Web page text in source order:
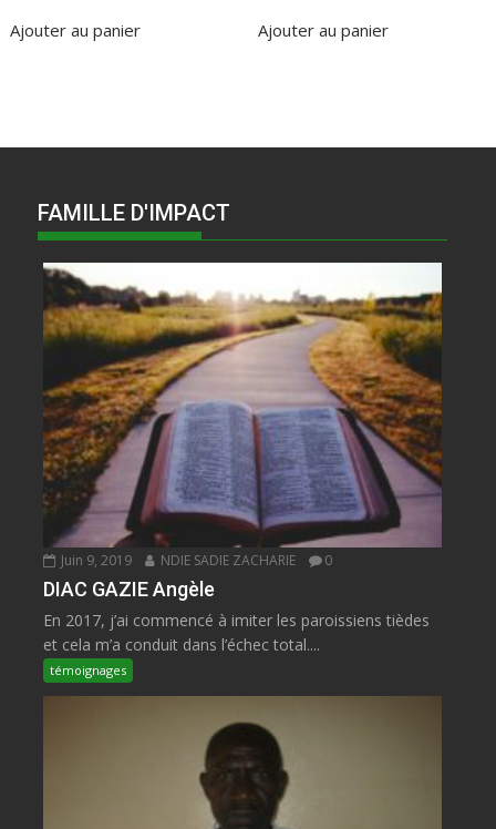
initial
actuel
Ajouter au panier Ajouter au panier
FAMILLE D'IMPACT
Juin 9, 2019 NDIE SADIE ZACHARIE 0
DIAC GAZIE Angèle
En 2017, j’ai commencé à imiter les paroissiens tièdes
et cela m’a conduit dans l’échec total....
témoignages